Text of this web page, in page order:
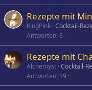
Rezepte mit
KingPink Cocktail-
Antworten 6
Rezepte mit
Alchemyst Cocktail-
Antworten 19